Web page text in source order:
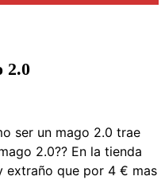
2.0
ser un mago 2.0 trae
2.0?? En la tienda
extraño que por 4 € mas